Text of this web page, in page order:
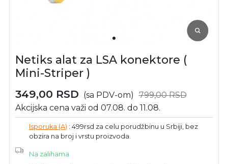
Netiks alat za LSA konektore (
Mini-Striper )
349,00 RSD (sa PDV-om) 799,00RSD
Akcijska cena važi od 07.08. do 11.08.
Isporuka (A) : 499rsd za celu porudžbinu u Srbiji, bez
obzira na broj i vrstu proizvoda.
Na zalihama